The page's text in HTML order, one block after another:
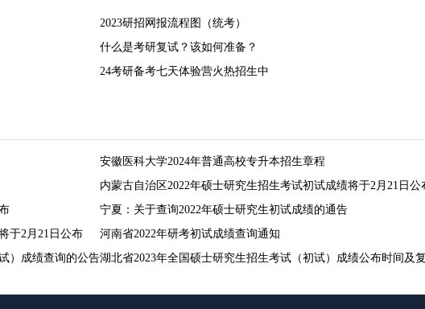
2023研招网报流程图（统考）
什么是考研复试？该如何准备？
24考研备考七天体验营火热招生中
安徽医科大学2024年普通高校专升本招生章程
内蒙古自治区2022年硕士研究生招生考试初试成绩将于2月21日公
宁夏：关于查询2022年硕士研究生初试成绩的通告
于2月21日公布
河南省2022年研考初试成绩查询通知
）成绩查询的公告